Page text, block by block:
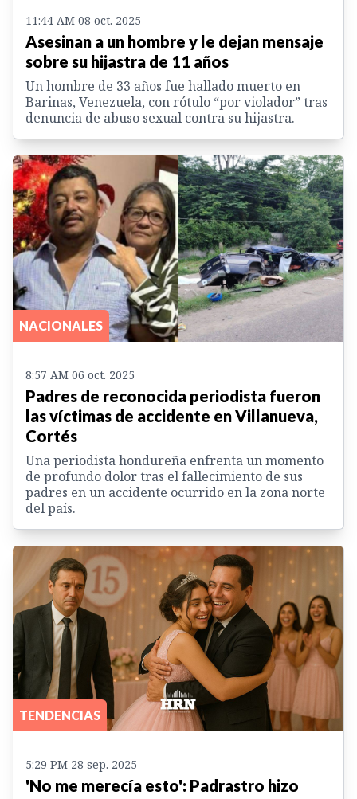
11:44 AM 08 oct. 2025
Asesinan a un hombre y le dejan mensaje
sobre su hijastra de 11 años
Un hombre de 33 años fue hallado muerto en
Barinas, Venezuela, con rótulo “por violador” tras
denuncia de abuso sexual contra su hijastra.
NACIONALES
8:57 AM 06 oct. 2025
Padres de reconocida periodista fueron
las víctimas de accidente en Villanueva,
Cortés
Una periodista hondureña enfrenta un momento
de profundo dolor tras el fallecimiento de sus
padres en un accidente ocurrido en la zona norte
del país.
TENDENCIAS
5:29 PM 28 sep. 2025
'No me merecía esto': Padrastro hizo